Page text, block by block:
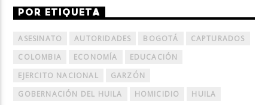
POR ETIQUETA
ASESINATO AUTORIDADES BOGOTÁ
CAPTURADOS
COLOMBIA
ECONOMÍA
EDUCACIÓN
EJERCITO NACIONAL
GARZÓN
GOBERNACIÓN DEL HUILA
HOMICIDIO
HUILA